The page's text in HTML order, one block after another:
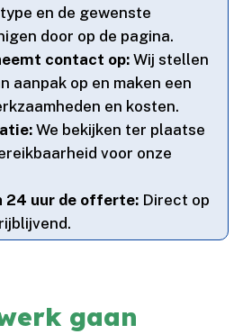
en de gewenste
door op de pagina.​
contact op: Wij stellen
aanpak op en maken een
en kosten.​
We bekijken ter plaatse
voor onze
24 uur de offerte: Direct op
gaan